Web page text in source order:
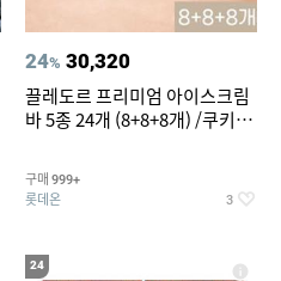
24% 30,320
끌레도르 프리미엄 아이스크림
바 5종 24개 (8+8+8개) /쿠키앤
구매 999+
롯데온 3
24